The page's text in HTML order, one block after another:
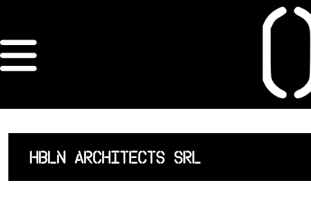
ORDRE DES
ARCHITECTES
ACCUEIL
LISTE DES
HBLN ARCHITECTS SRL